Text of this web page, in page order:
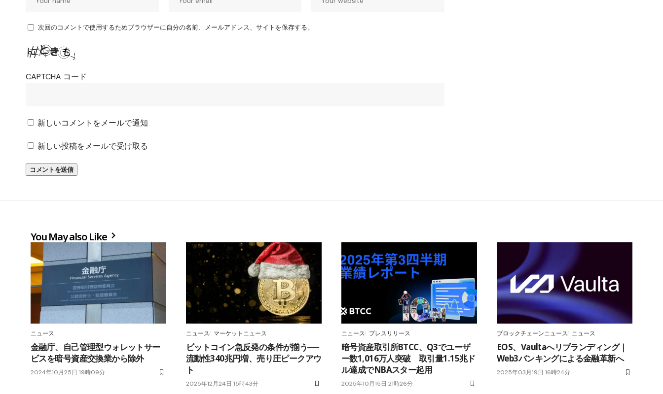
次回のコメントで使用するためブラウザーに自分の名前、メールアドレス、サイトを保存する。
CAPTCHA コード
新しいコメントをメールで通知
新しい投稿をメールで受け取る
You May also Like
ニュース
金融庁、自己管理型ウォレットサー
ビスを暗号資産交換業から除外
2024年10月25日 19時09分
ニュース マーケットニュース
ビットコイン急反発の条件が揃う──
流動性340兆円増、売り圧ピークアウ
ト
2025年12月24日 15時43分
ニュース プレスリリース
暗号資産取引所BTCC、Q3でユーザ
ー数1,016万人突破 取引量1.15兆ド
ル達成でNBAスター起用
2025年10月15日 21時26分
ブロックチェーンニュース ニュース
EOS、Vaultaへリブランディング｜
Web3バンキングによる金融革新へ
2025年03月19日 16時24分